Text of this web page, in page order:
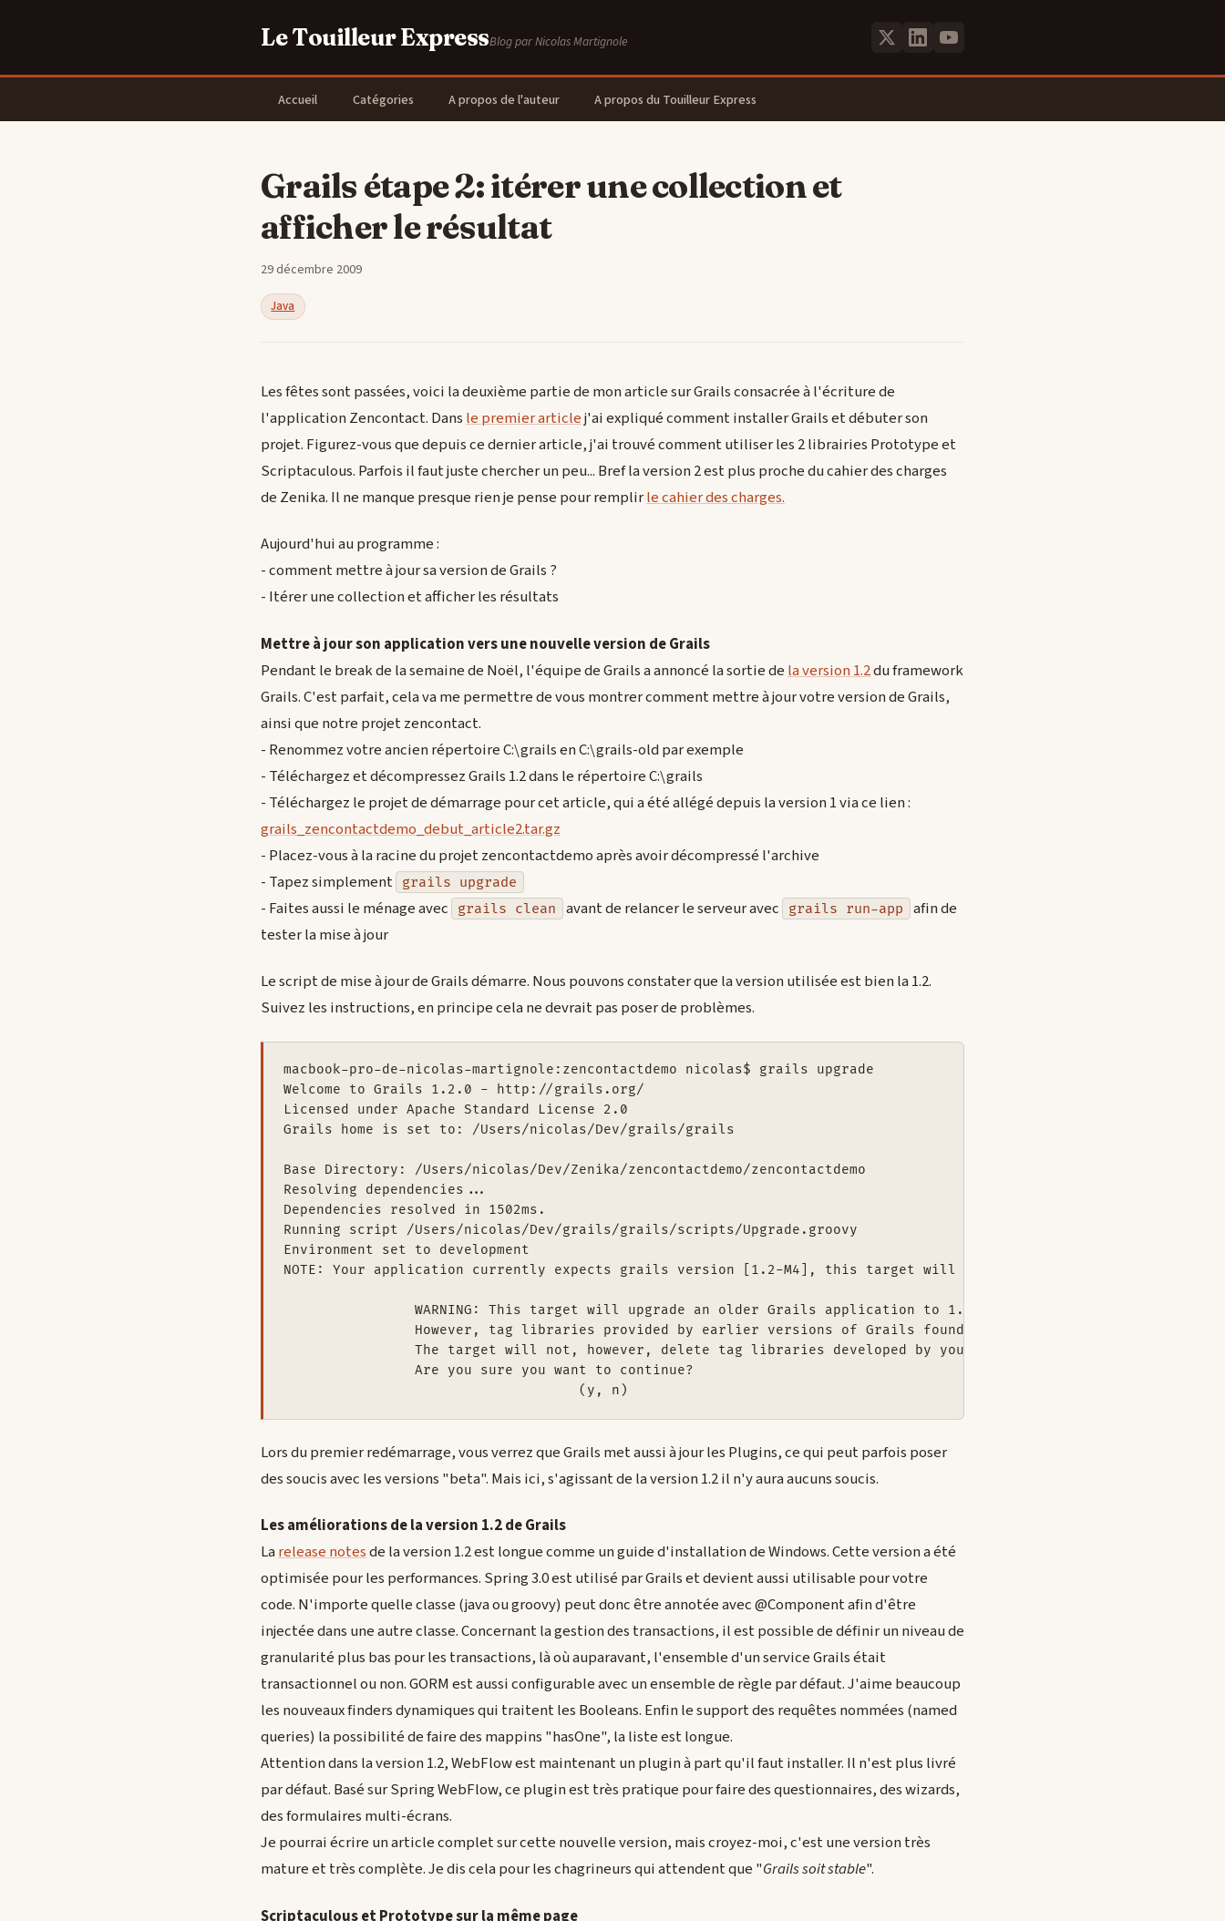
Le Touilleur ExpressBlog par Nicolas Martignole
Accueil Catégories A propos de l'auteur A propos du Touilleur Express
Grails étape 2: itérer une collection et
afficher le résultat
29 décembre 2009
Java
Les fêtes sont passées, voici la deuxième partie de mon article sur Grails consacrée à l'écriture de
l'application Zencontact. Dans le premier articlej'ai expliqué comment installer Grails et débuter son
projet. Figurez-vous que depuis ce dernier article, j'ai trouvé comment utiliser les 2 librairies Prototype et
Scriptaculous. Parfois il faut juste chercher un peu... Bref la version 2 est plus proche du cahier des charges
de Zenika. Il ne manque presque rien je pense pour remplirle cahier des charges.
Aujourd'hui au programme :
- comment mettre à jour sa version de Grails ?
- Itérer une collection et afficher les résultats
Mettre à jour son application vers une nouvelle version de Grails
Pendant le break de la semaine de Noël, l'équipe de Grails a annoncé la sortie de la version 1.2du framework
Grails. C'est parfait, cela va me permettre de vous montrer comment mettre à jour votre version de Grails,
ainsi que notre projet zencontact.
- Renommez votre ancien répertoire C:\grails en C:\grails-old par exemple
- Téléchargez et décompressez Grails 1.2 dans le répertoire C:\grails
- Téléchargez le projet de démarrage pour cet article, qui a été allégé depuis la version 1 via ce lien :
grails_zencontactdemo_debut_article2.tar.gz
- Placez-vous à la racine du projet zencontactdemo après avoir décompressé l'archive
- Tapez simplement grails upgrade
- Faites aussi le ménage avec grails clean avant de relancer le serveur avec grails run-app
afin de
tester la mise à jour
Le script de mise à jour de Grails démarre. Nous pouvons constater que la version utilisée est bien la 1.2.
Suivez les instructions, en principe cela ne devrait pas poser de problèmes.
macbook-pro-de-nicolas-martignole:zencontactdemo nicolas$ grails upgrade
Welcome to Grails 1.2.0 - http://grails.org/
Licensed under Apache Standard License 2.0
Grails home is set to: /Users/nicolas/Dev/grails/grails
Base Directory: /Users/nicolas/Dev/Zenika/zencontactdemo/zencontactdemo
Resolving dependencies...
Dependencies resolved in 1502ms.
Running script /Users/nicolas/Dev/grails/grails/scripts/Upgrade.groovy
Environment set to development
NOTE: Your application currently expects grails version [1.2-M4], this target will upgrade it to Grails 1.2.0 ...
		WARNING: This target will upgrade an older Grails application to 1.2.0.
		The target will not, however, delete tag libraries developed by yourself.
		Are you sure you want to continue?
Lors du premier redémarrage, vous verrez que Grails met aussi à jour les Plugins, ce qui peut parfois poser
des soucis avec les versions "beta". Mais ici, s'agissant de la version 1.2 il n'y aura aucuns soucis.
Les améliorations de la version 1.2 de Grails
Larelease notesde la version 1.2 est longue comme un guide d'installation de Windows. Cette version a été
optimisée pour les performances. Spring 3.0 est utilisé par Grails et devient aussi utilisable pour votre
code. N'importe quelle classe (java ou groovy) peut donc être annotée avec @Component afin d'être
injectée dans une autre classe. Concernant la gestion des transactions, il est possible de définir un niveau de
granularité plus bas pour les transactions, là où auparavant, l'ensemble d'un service Grails était
transactionnel ou non. GORM est aussi configurable avec un ensemble de règle par défaut. J'aime beaucoup
les nouveaux finders dynamiques qui traitent les Booleans. Enfin le support des requêtes nommées (named
queries) la possibilité de faire des mappins "hasOne", la liste est longue.
Attention dans la version 1.2, WebFlow est maintenant un plugin à part qu'il faut installer. Il n'est plus livré
par défaut. Basé sur Spring WebFlow, ce plugin est très pratique pour faire des questionnaires, des wizards,
des formulaires multi-écrans.
Je pourrai écrire un article complet sur cette nouvelle version, mais croyez-moi, c'est une version très
mature et très complète. Je dis cela pour les chagrineurs qui attendent que "Grails soit stable".
Scriptaculous et Prototype sur la même page